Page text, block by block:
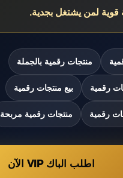
قوية لمن يشتغل بجدية.
منتجات رقمية بالجملة
رقمية بيع منتجات رقمية
رقمية منتجات رقمية مربحة
اطلب الباك VIP الآن